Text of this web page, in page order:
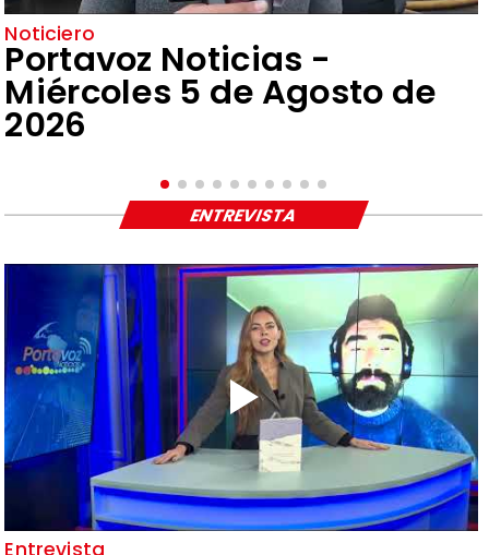
Noticiero
Portavoz Noticias -
Miércoles 5 de Agosto de
2026
Entrevista
ENTREVISTA